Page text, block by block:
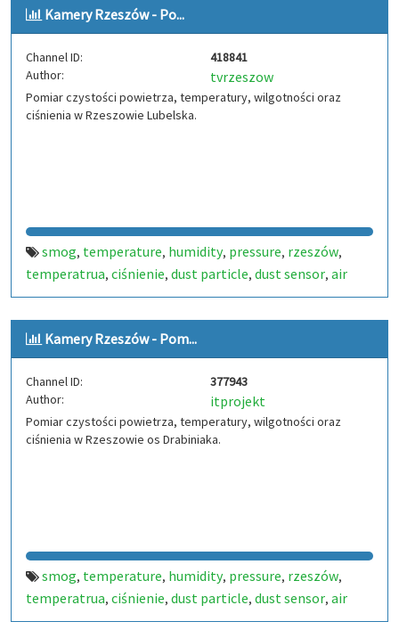
Kamery Rzeszów - Po...
Channel ID:
418841
Author:
tvrzeszow
Pomiar czystości powietrza, temperatury, wilgotności oraz
ciśnienia w Rzeszowie Lubelska.
smog, temperature, humidity, pressure, rzeszów,
temperatrua, ciśnienie, dust particle, dust sensor, air
quality,poland air,
Kamery Rzeszów - Pom...
Channel ID:
377943
Author:
itprojekt
Pomiar czystości powietrza, temperatury, wilgotności oraz
ciśnienia w Rzeszowie os Drabiniaka.
smog, temperature, humidity, pressure, rzeszów,
temperatrua, ciśnienie, dust particle, dust sensor, air
quality,poland air,